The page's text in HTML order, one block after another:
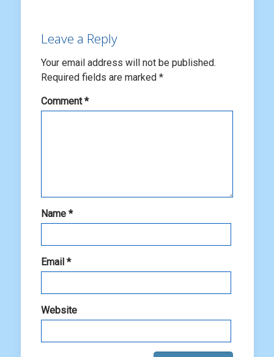
Leave a Reply
Your email address will not be published.
Required fields are marked *
Comment*
Name *
Email *
Website